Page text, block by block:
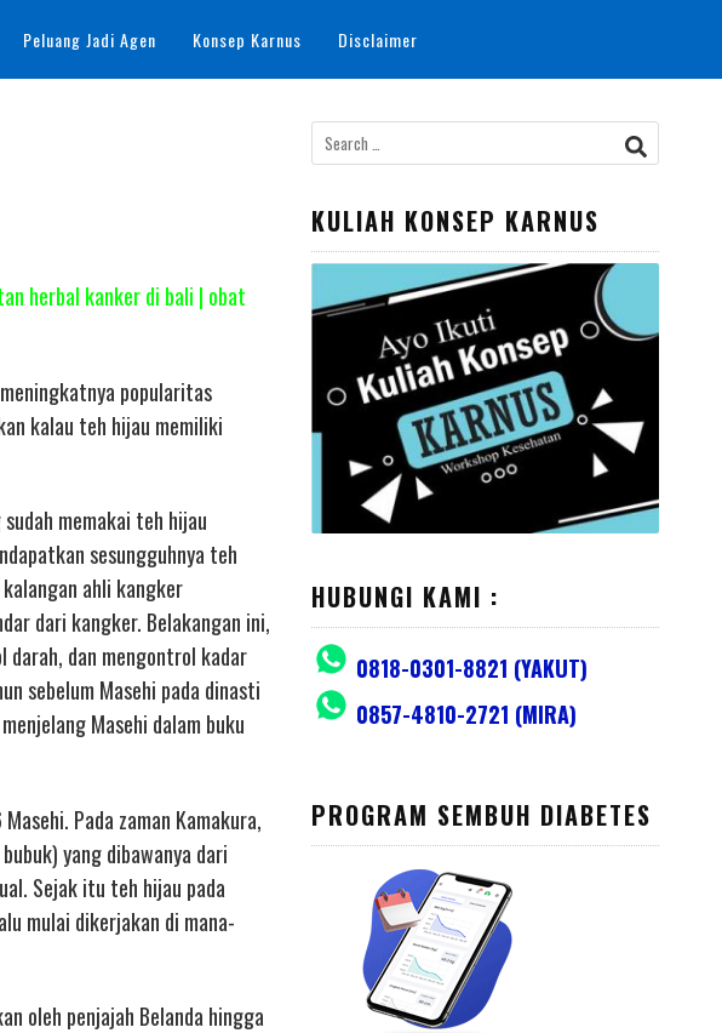
Peluang Jadi Agen Konsep Karnus Disclaimer
herbal kanker di bali | obat
popularitas
kalau teh hijau memiliki
memakai teh hijau
sesungguhnya teh
ahli kangker
dari kangker. Belakangan ini,
dan mengontrol kadar
sebelum Masehi pada dinasti
Masehi dalam buku
Pada zaman Kamakura,
yang dibawanya dari
Sejak itu teh hijau pada
mulai dikerjakan di mana-
oleh penjajah Belanda hingga
Search
for:
KULIAH KONSEP KARNUS
HUBUNGI KAMI :
0818-0301-8821 (YAKUT)
0857-4810-2721 (MIRA)
PROGRAM SEMBUH DIABETES